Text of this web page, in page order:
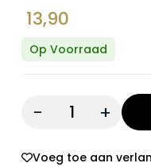
13,90
Op Voorraad
Quantity:
Voeg toe aan